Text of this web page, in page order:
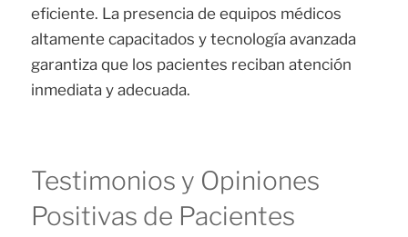
eficiente. La presencia de equipos médicos
altamente capacitados y tecnología avanzada
garantiza que los pacientes reciban atención
inmediata y adecuada.
Testimonios y Opiniones
Positivas de Pacientes